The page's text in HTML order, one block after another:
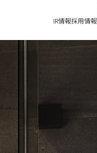
IR情報採用情報